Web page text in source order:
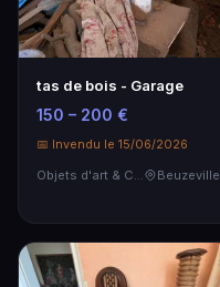
tas de bois - Garage
150 – 200 €
📅 Invendu le 15/06/2026
Objets d'art & Curiosités
Beuzeville